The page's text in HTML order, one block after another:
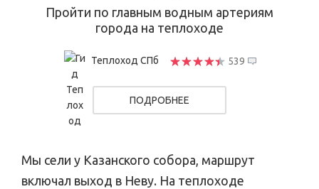
Пройти по главным водным артериям
города на теплоходе
Теплоход СПб 539
ПОДРОБНЕЕ
Мы сели у Казанского собора, маршрут
включал выход в Неву. На теплоходе